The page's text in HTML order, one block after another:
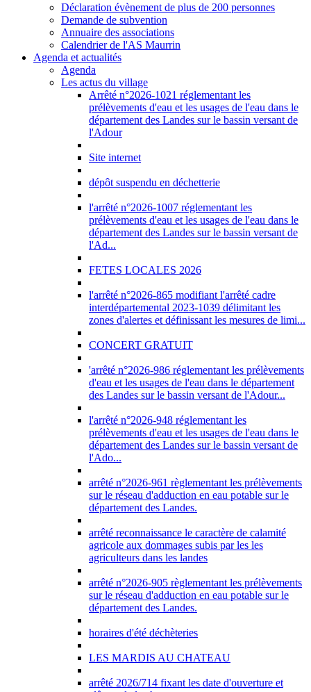
Déclaration évènement de plus de 200 personnes
Demande de subvention
Annuaire des associations
Calendrier de l'AS Maurrin
Agenda et actualités
Agenda
Les actus du village
Arrêté n°2026-1021 réglementant les
prélèvements d'eau et les usages de l'eau dans le
département des Landes sur le bassin versant de
l'Adour
Site internet
dépôt suspendu en déchetterie
l'arrêté n°2026-1007 réglementant les
prélèvements d'eau et les usages de l'eau dans le
département des Landes sur le bassin versant de
l'Ad...
FETES LOCALES 2026
l'arrêté n°2026-865 modifiant l'arrêté cadre
interdépartemental 2023-1039 délimitant les
zones d'alertes et définissant les mesures de limi...
CONCERT GRATUIT
'arrêté n°2026-986 réglementant les prélèvements
d'eau et les usages de l'eau dans le département
des Landes sur le bassin versant de l'Adour...
l'arrêté n°2026-948 réglementant les
prélèvements d'eau et les usages de l'eau dans le
département des Landes sur le bassin versant de
l'Ado...
arrêté n°2026-961 règlementant les prélèvements
sur le réseau d'adduction en eau potable sur le
département des Landes.
arrêté reconnaissance le caractère de calamité
agricole aux dommages subis par les les
agriculteurs dans les landes
arrêté n°2026-905 règlementant les prélèvements
sur le réseau d'adduction en eau potable sur le
département des Landes.
horaires d'été déchèteries
LES MARDIS AU CHATEAU
arrêté 2026/714 fixant les date d'ouverture et